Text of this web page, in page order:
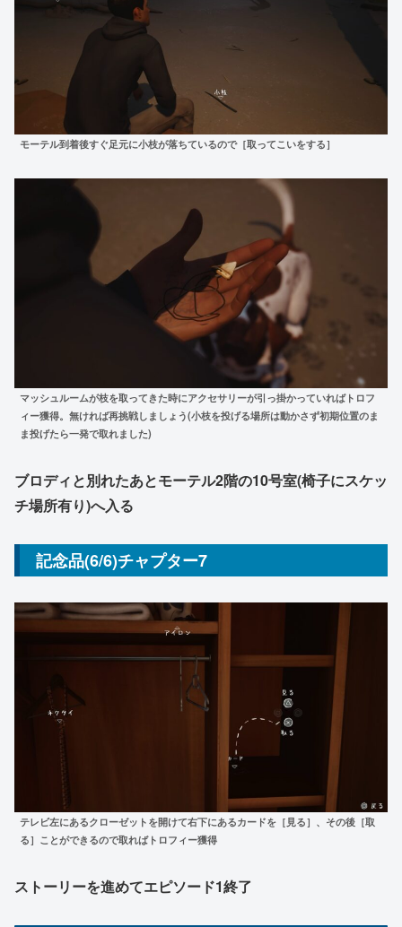
モーテル到着後すぐ足元に小枝が落ちているので［取ってこいをする］
マッシュルームが枝を取ってきた時にアクセサリーが引っ掛かっていればトロフ
ィー獲得。無ければ再挑戦しましょう(小枝を投げる場所は動かさず初期位置のま
ま投げたら一発で取れました)
ブロディと別れたあとモーテル2階の10号室(椅子にスケッ
チ場所有り)へ入る
記念品(6/6)チャプター7
テレビ左にあるクローゼットを開けて右下にあるカードを［見る］、その後［取
る］ことができるので取ればトロフィー獲得
ストーリーを進めてエピソード1終了